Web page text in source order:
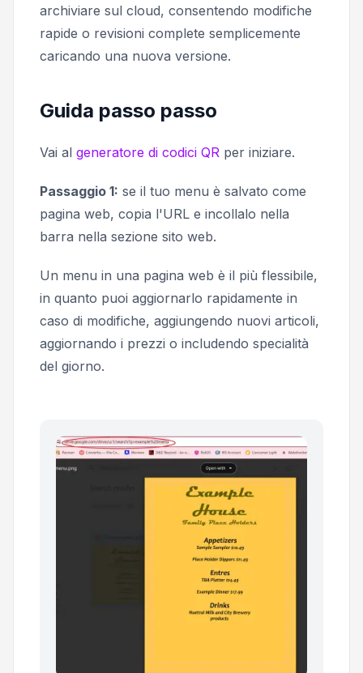
archiviare sul cloud, consentendo modifiche
rapide o revisioni complete semplicemente
caricando una nuova versione.
Guida passo passo
Vai al generatore di codici QR per iniziare.
Passaggio 1: se il tuo menu è salvato come
pagina web, copia l'URL e incollalo nella
barra nella sezione sito web.
Un menu in una pagina web è il più flessibile,
in quanto puoi aggiornarlo rapidamente in
caso di modifiche, aggiungendo nuovi articoli,
aggiornando i prezzi o includendo specialità
del giorno.